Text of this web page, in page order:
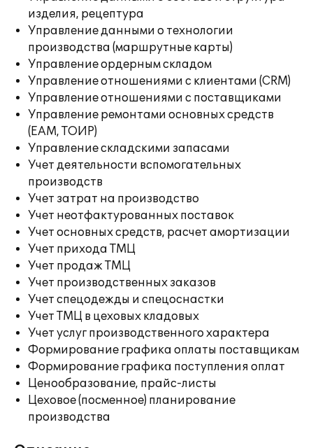
изделия, рецептура
Управление данными о технологии
производства (маршрутные карты)
Управление ордерным складом
Управление отношениями с клиентами (CRM)
Управление отношениями с поставщиками
Управление ремонтами основных средств
(EAM, ТОИР)
Управление складскими запасами
Учет деятельности вспомогательных
производств
Учет затрат на производство
Учет неотфактурованных поставок
Учет основных средств, расчет амортизации
Учет прихода ТМЦ
Учет продаж ТМЦ
Учет производственных заказов
Учет спецодежды и спецоснастки
Учет ТМЦ в цеховых кладовых
Учет услуг производственного характера
Формирование графика оплаты поставщикам
Формирование графика поступления оплат
Ценообразование, прайс-листы
Цеховое (посменное) планирование
производства